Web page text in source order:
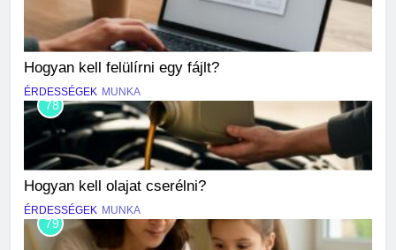
Hogyan kell felülírni egy fájlt?
ÉRDESSÉGEK MUNKA
78
Hogyan kell olajat cserélni?
ÉRDESSÉGEK MUNKA
79